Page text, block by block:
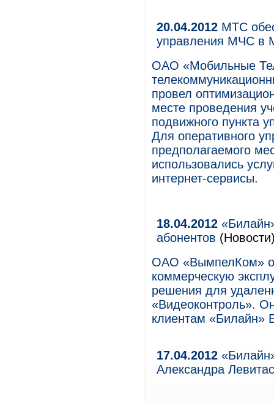
20.04.2012 МТС
управления МЧС в
ОАО «Мобильные
провел
месте проведения
подвижного пункта
Для оперативного
предполагаемого
использовались
интернет-сервисы.
18.04.2012
абонентов
ОАО «ВымпелКом»
коммерческую
решения для
«Видеоконтроль».
клиентам «Билайн»
17.04.2012
Александра